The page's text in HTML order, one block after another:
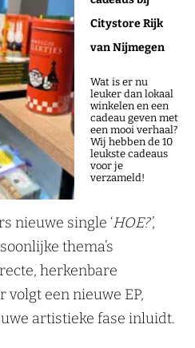
Citystore Rijk
van Nijmegen
Wat is er nu
leuker dan lokaal
winkelen en een
cadeau geven met
een mooi verhaal?
Wij hebben de 10
leukste cadeaus
voor je
verzameld!
De
ook bekend als Norah
terug naar haar
een nummer over
en vervagende grenzen.
nieuwe single ‘HOE?’,
thema’s
herkenbare
een nieuwe EP,
artistieke fase inluidt.